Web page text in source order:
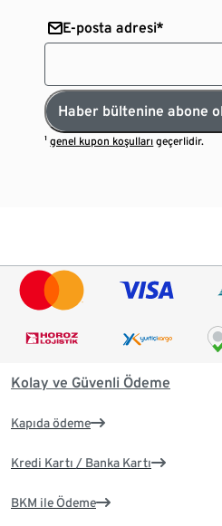
E-posta adresi*
Haber bültenine abone
¹genel kupon koşulları geçerlidir.
Kolay ve Güvenli Ödeme
Kapıda ödeme
Kredi Kartı / Banka Kartı
BKM ile Ödeme